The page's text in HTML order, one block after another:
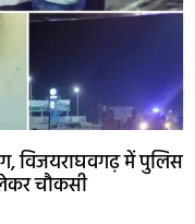
विजयराघवगढ़ में पुलिस
चौकसी